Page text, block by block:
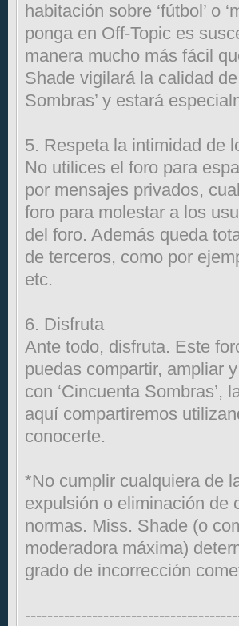
habitación sobre ‘fútbol’ o
ponga en Off-Topic es
manera mucho más fácil
Shade vigilará la calidad
Sombras’ y estará
5. Respeta la intimidad de
No utilices el foro para
por mensajes privados,
foro para molestar a los
del foro. Además queda
de terceros, como por
etc.
6. Disfruta
Ante todo, disfruta. Este
puedas compartir, ampliar
con ‘Cincuenta Sombras’,
aquí compartiremos
conocerte.
*No cumplir cualquiera de
expulsión o eliminación de
normas. Miss. Shade (o
moderadora máxima)
grado de incorrección